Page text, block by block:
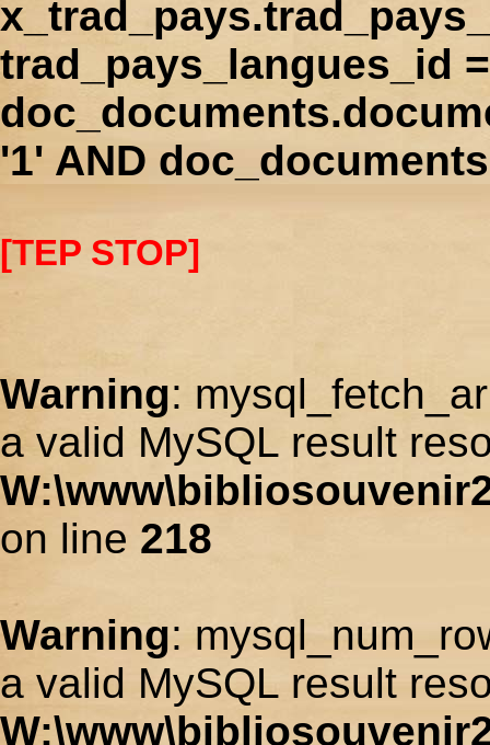
trad_pays_langues_id
'1' AND
[TEP STOP]
Warning:
a valid MySQL result
on line 218
Warning:
a valid MySQL result